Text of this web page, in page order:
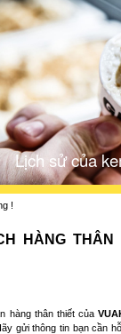
Lịch sử của
!
HÀNG
hàng thân thiết của
gửi thông tin bạn cần